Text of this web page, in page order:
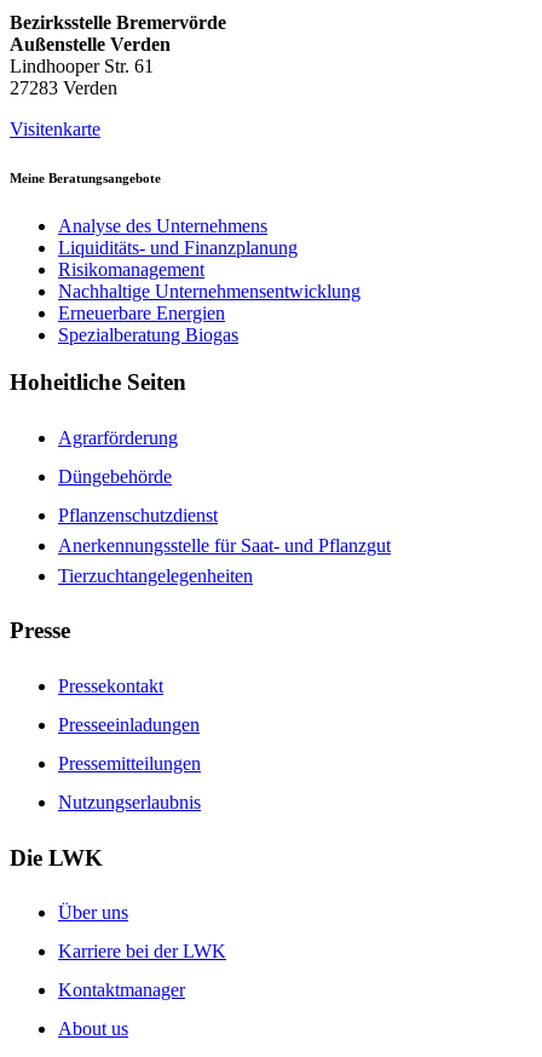
Bezirksstelle Bremervörde
Außenstelle Verden
Lindhooper Str. 61
27283 Verden
Visitenkarte
Meine Beratungsangebote
Analyse des Unternehmens
Liquiditäts- und Finanzplanung
Risikomanagement
Nachhaltige Unternehmensentwicklung
Erneuerbare Energien
Spezialberatung Biogas
Hoheitliche Seiten
Agrarförderung
Düngebehörde
Pflanzenschutzdienst
Anerkennungsstelle für Saat- und Pflanzgut
Tierzuchtangelegenheiten
Presse
Pressekontakt
Presseeinladungen
Pressemitteilungen
Nutzungserlaubnis
Die LWK
Über uns
Karriere bei der LWK
Kontaktmanager
About us